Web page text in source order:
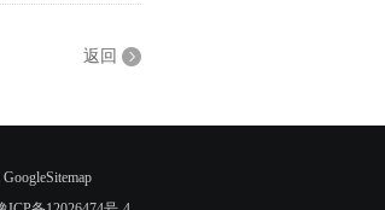
返回
GoogleSitemap